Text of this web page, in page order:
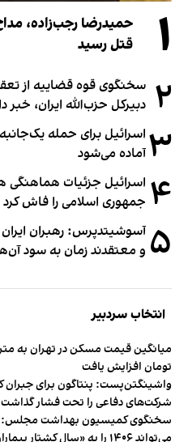
۱
حمیدرضا رجب‌زاده،
قتل رسید
۲ سخنگوی قوه قضاییه از
دبیر‌کل حزب‌الله ایران، خبر
۳ اسرائیل برای حمله
آماده می‌شود
۴ اسرائیل جزئیات هماهنگی
جمهوری اسلامی را فاش کرد
۵ آسوشیتدپرس: رهبران
و معتقدند زمان به سود
انتخاب سردبیر
تومان افزایش یافت
واشینگتن‌پست: پنتاگون برای جبران
شرکت‌های دفاعی را تحت فشار گذاشت
سخنگوی کمیسیون بهداشت مجلس:
می‌تواند ۱۴۰۶ را به «سال کشتار بیماران» تبدیل کند